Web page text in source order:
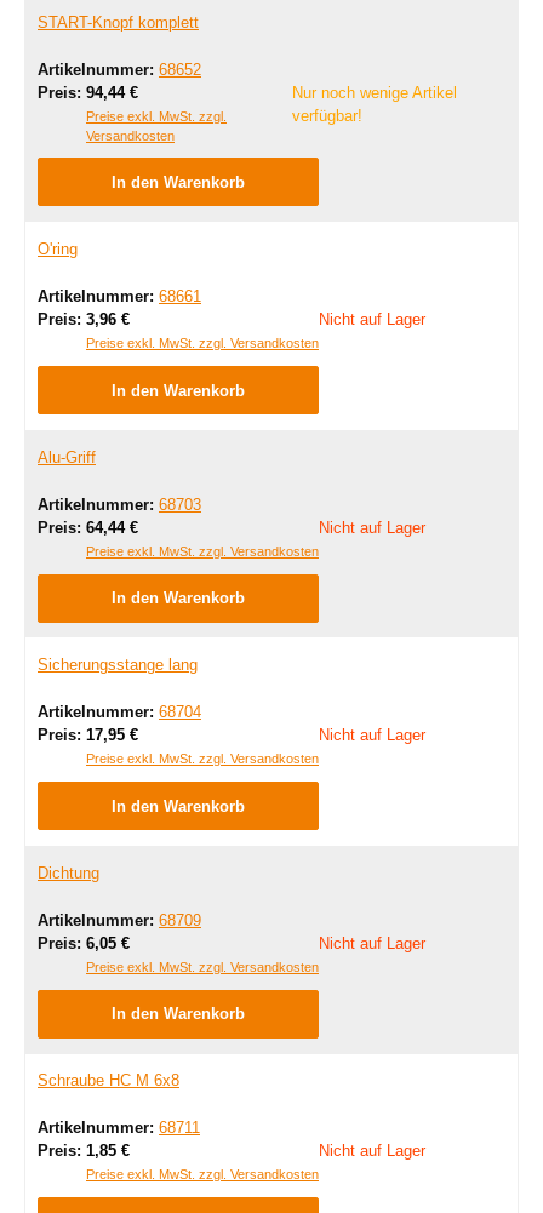
START-Knopf komplett
Artikelnummer: 68652
Preis: Regulärer Preis:
94,44 €
Preise exkl. MwSt. zzgl.
Versandkosten
Nur noch wenige Artikel
verfügbar!
In den Warenkorb
O'ring
Artikelnummer: 68661
Preis: Regulärer Preis:
3,96 €
Preise exkl. MwSt. zzgl. Versandkosten
Nicht auf Lager
In den Warenkorb
Alu-Griff
Artikelnummer: 68703
Preis: Regulärer Preis:
64,44 €
Preise exkl. MwSt. zzgl. Versandkosten
Nicht auf Lager
In den Warenkorb
Sicherungsstange lang
Artikelnummer: 68704
Preis: Regulärer Preis:
17,95 €
Preise exkl. MwSt. zzgl. Versandkosten
Nicht auf Lager
In den Warenkorb
Dichtung
Artikelnummer: 68709
Preis: Regulärer Preis:
6,05 €
Preise exkl. MwSt. zzgl. Versandkosten
Nicht auf Lager
In den Warenkorb
Schraube HC M 6x8
Artikelnummer: 68711
Preis: Regulärer Preis:
1,85 €
Preise exkl. MwSt. zzgl. Versandkosten
Nicht auf Lager